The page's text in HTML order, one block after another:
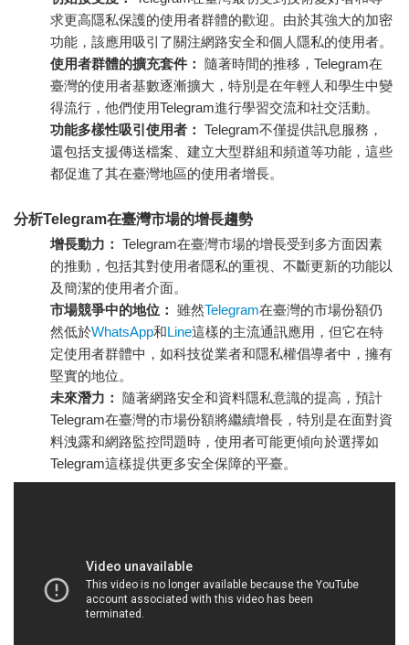
求更高隱私保護的使用者群體的歡迎。由於其強大的加密
功能，該應用吸引了關注網路安全和個人隱私的使用者。
使用者群體的擴充套件： 隨著時間的推移，Telegram在
臺灣的使用者基數逐漸擴大，特別是在年輕人和學生中變
得流行，他們使用Telegram進行學習交流和社交活動。
功能多樣性吸引使用者： Telegram不僅提供訊息服務，
還包括支援傳送檔案、建立大型群組和頻道等功能，這些
都促進了其在臺灣地區的使用者增長。
分析Telegram在臺灣市場的增長趨勢
增長動力： Telegram在臺灣市場的增長受到多方面因素
的推動，包括其對使用者隱私的重視、不斷更新的功能以
及簡潔的使用者介面。
市場競爭中的地位： 雖然Telegram在臺灣的市場份額仍
然低於WhatsApp和Line這樣的主流通訊應用，但它在特
定使用者群體中，如科技從業者和隱私權倡導者中，擁有
堅實的地位。
未來潛力： 隨著網路安全和資料隱私意識的提高，預計
Telegram在臺灣的市場份額將繼續增長，特別是在面對資
料洩露和網路監控問題時，使用者可能更傾向於選擇如
Telegram這樣提供更多安全保障的平臺。